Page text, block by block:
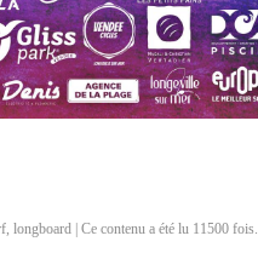
, longboard | Ce contenu a été lu 11500 fois.